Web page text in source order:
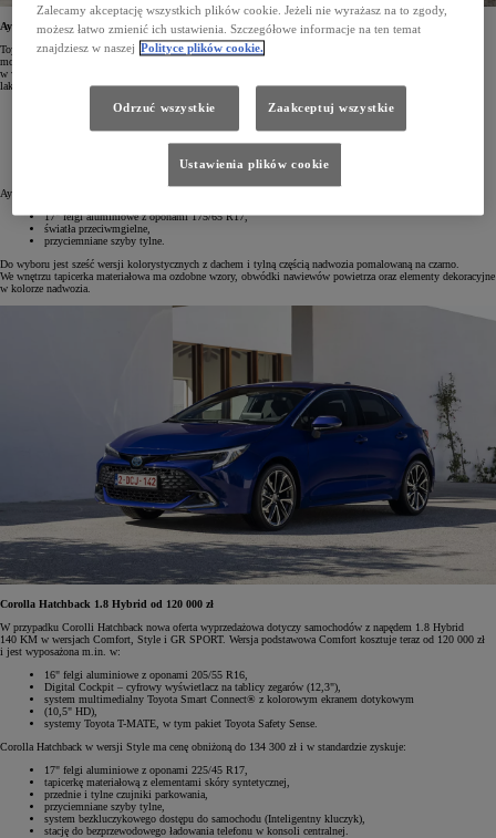
Aygo X z rabatem do 6000 zł
Toyota Aygo X kosztuje teraz od 65 900 zł. Do wyprzedażowej oferty dołączyły ostatnie egzemplarze tego
modelu w wersji Comfort ze skrzynią Multidrive S oraz samochody w odmianie Style, które objęto rabatem
w wysokości 6000 zł. Aygo X Comfort z automatyczną przekładnią można zamówić w jednym z czterech
lakierów, a wyposażenie standardowe obejmuje m.in.
system multimedialny Toyota Touch® 3 z kolorowym ekranem dotykowym (9"),
kamerę cofania ze statycznymi liniami pomocniczymi,
17" felgi stalowe z kołpakami i oponami 175/65 R17,
systemy bezpieczeństwa Toyota T-MATE.
Aygo X w wersji Style zyskuje m.in.:
17" felgi aluminiowe z oponami 175/65 R17,
światła przeciwmgielne,
przyciemniane szyby tylne.
Do wyboru jest sześć wersji kolorystycznych z dachem i tylną częścią nadwozia pomalowaną na czarno.
We wnętrzu tapicerka materiałowa ma ozdobne wzory, obwódki nawiewów powietrza oraz elementy dekoracyjne
w kolorze nadwozia.
Corolla Hatchback 1.8 Hybrid od 120 000 zł
W przypadku Corolli Hatchback nowa oferta wyprzedażowa dotyczy samochodów z napędem 1.8 Hybrid
140 KM w wersjach Comfort, Style i GR SPORT. Wersja podstawowa Comfort kosztuje teraz od 120 000 zł
i jest wyposażona m.in. w:
16" felgi aluminiowe z oponami 205/55 R16,
Digital Cockpit – cyfrowy wyświetlacz na tablicy zegarów (12,3"),
system multimedialny Toyota Smart Connect® z kolorowym ekranem dotykowym
(10,5" HD),
systemy Toyota T-MATE, w tym pakiet Toyota Safety Sense.
Corolla Hatchback w wersji Style ma cenę obniżoną do 134 300 zł i w standardzie zyskuje:
17" felgi aluminiowe z oponami 225/45 R17,
tapicerkę materiałową z elementami skóry syntetycznej,
przednie i tylne czujniki parkowania,
przyciemniane szyby tylne,
system bezkluczykowego dostępu do samochodu (Inteligentny kluczyk),
stację do bezprzewodowego ładowania telefonu w konsoli centralnej.
Zalecamy akceptację wszystkich plików cookie. Jeżeli nie wyrażasz na to zgody,
możesz łatwo zmienić ich ustawienia. Szczegółowe informacje na ten temat
znajdziesz w naszej Polityce plików cookie.
Odrzuć wszystkie Zaakceptuj wszystkie
Ustawienia plików cookie